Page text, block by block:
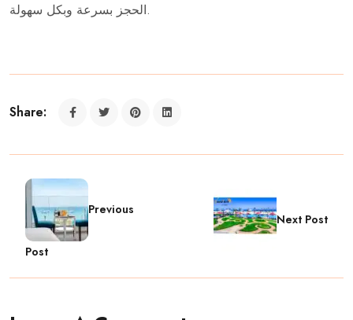
الحجز بسرعة وبكل سهولة.
Share:
Previous
Post
Next Post